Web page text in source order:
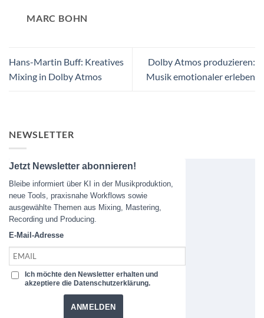
MARC BOHN
Hans-Martin Buff: Kreatives
Mixing in Dolby Atmos
Dolby Atmos produzieren:
Musik emotionaler erleben
NEWSLETTER
Jetzt Newsletter abonnieren!
Bleibe informiert über KI in der Musikproduktion,
neue Tools, praxisnahe Workflows sowie
ausgewählte Themen aus Mixing, Mastering,
Recording und Producing.
E-Mail-Adresse
Ich möchte den Newsletter erhalten und
akzeptiere die Datenschutzerklärung.
ANMELDEN